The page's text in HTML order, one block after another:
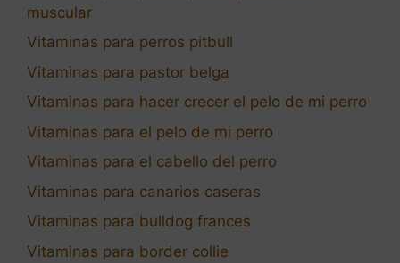
muscular
Vitaminas para perros pitbull
Vitaminas para pastor belga
Vitaminas para hacer crecer el pelo de mi perro
Vitaminas para el pelo de mi perro
Vitaminas para el cabello del perro
Vitaminas para canarios caseras
Vitaminas para bulldog frances
Vitaminas para border collie